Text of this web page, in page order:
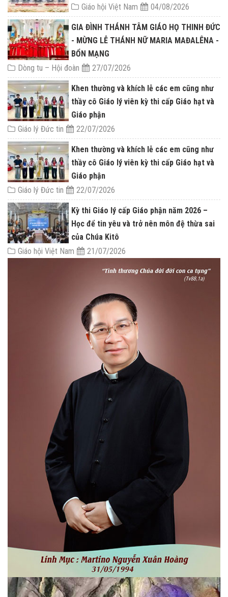
Giáo hội Việt Nam
04/08/2026
GIA ĐÌNH THÁNH TÂM GIÁO HỌ THINH ĐỨC
- MỪNG LỄ THÁNH NỮ MARIA MAĐALÊNA -
BỔN MẠNG
Dòng tu – Hội đoàn
27/07/2026
Khen thường và khích lễ các em cũng như
thầy cô Giáo lý viên kỳ thi cấp Giáo hạt và
Giáo phận
Giáo lý Đức tin
22/07/2026
Khen thường và khích lễ các em cũng như
thầy cô Giáo lý viên kỳ thi cấp Giáo hạt và
Giáo phận
Giáo lý Đức tin
22/07/2026
Kỳ thi Giáo lý cấp Giáo phận năm 2026 –
Học để tin yêu và trở nên môn đệ thừa sai
của Chúa Kitô
Giáo hội Việt Nam
21/07/2026